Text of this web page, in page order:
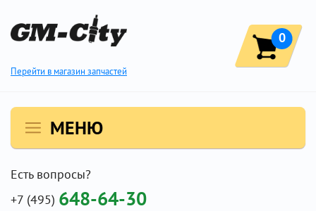
Перейти в магазин запчастей
0
МЕНЮ
Есть вопросы?
+7 (495) 648-64-30